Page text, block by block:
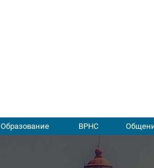
Образование ВРНС